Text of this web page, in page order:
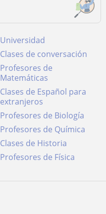
Universidad
Clases de conversación
Profesores de
Matemáticas
Clases de Español para
extranjeros
Profesores de Biología
Profesores de Química
Clases de Historia
Profesores de Física